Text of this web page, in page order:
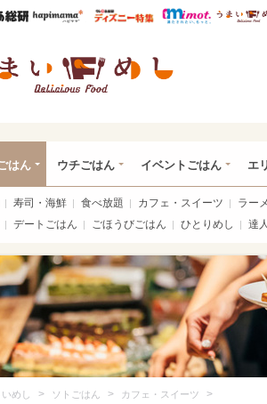
ウレぴあ総研ハピママ* ウレぴあ総研 デ
mimot.
はん ウチごはん イベントごはん エ
寿司・海鮮 食べ放題 カフェ・スイーツ ラー
デートごはん ごほうびごはん ひとりめし 達
めし > ソトごはん > カフェ・スイーツ >